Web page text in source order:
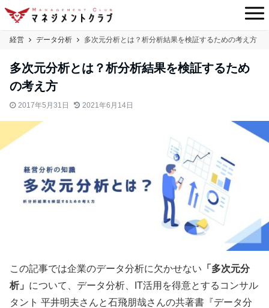
経営 データ分析 多次元分析とは？析分析結果を検証するための考え方
多次元分析とは？析分析結果を検証するため
の考え方
2017年5月31日 2021年6月14日
この記事では企業のデータ分析に欠かせない 「多次元分
析」 について、データ分析、IT活用を得意とするコンサル
タント 平井明夫さんと石飛朋哉さんの共著書『データ分